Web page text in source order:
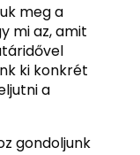
meg a
mi az, amit
ki konkrét
a
gondoljunk